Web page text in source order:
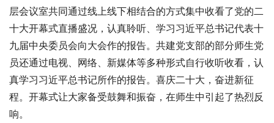
层会议室共同通过线上线下相结合的方式集中收看了党的二
十大开幕式直播盛况，认真聆听、学习习近平总书记代表十
九届中央委员会向大会作的报告。共建党支部的部分师生党
员还通过电视、网络、新媒体等多种形式自行收听收看，认
真学习习近平总书记所作的报告。喜庆二十大，奋进新征
程。开幕式让大家备受鼓舞和振奋，在师生中引起了热烈反
响。